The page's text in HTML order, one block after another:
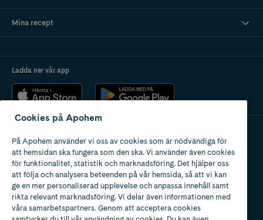
Mina recept
Ladda ner vår app
Apotek med tillstånd
av Läkemedelsverket
Cookies på Apohem
På Apohem använder vi oss av cookies som är nödvändiga för
att hemsidan ska fungera som den ska. Vi använder även cookies
för funktionalitet, statistik och marknadsföring. Det hjälper oss
att följa och analysera beteenden på vår hemsida, så att vi kan
ge en mer personaliserad upplevelse och anpassa innehåll samt
rikta relevant marknadsföring. Vi delar även informationen med
våra samarbetspartners. Genom att acceptera cookies